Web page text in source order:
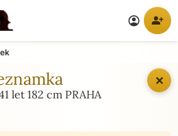
account_circle person_add
✕
let 182 cm PRAHA